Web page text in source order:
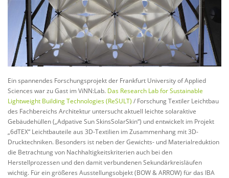
Ein spannendes Forschungsprojekt der Frankfurt University of Applied
Sciences war zu Gast im ViNN:Lab. Das Research Lab for Sustainable
Lightweight Building Technologies (ReSULT) / Forschung Textiler Leichtbau
des Fachbereichs Architektur untersucht aktuell leichte solaraktive
Gebäudehüllen („Adpative Sun SkinsSolarSkin“) und entwickelt im Projekt
„6dTEX“ Leichtbauteile aus 3D-Textilien im Zusammenhang mit 3D-
Drucktechniken. Besonders ist neben der Gewichts- und Materialreduktion
die Betrachtung von Nachhaltigkeitskriterien auch bei den
Herstellprozessen und den damit verbundenen Sekundärkreisläufen
wichtig. Für ein größeres Ausstellungsobjekt (BOW & ARROW) für das IBA